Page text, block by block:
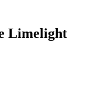
Limelight